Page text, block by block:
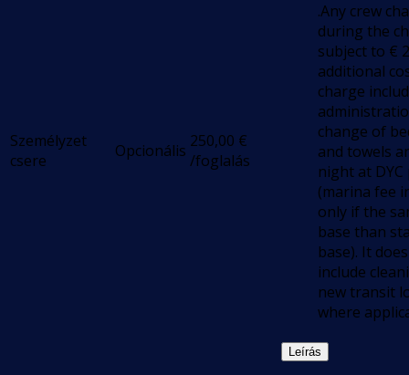
Személyzet
csere
Opcionális 250,00 €
/foglalás
.Any crew
during the
subject to €
additional
charge
change of
and towels
night at
(marina fee
only if the
base than
base). It
include
new transit
where
Leírás